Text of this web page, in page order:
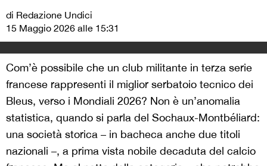
di Redazione Undici
15 Maggio 2026 alle 15:31
Com’è possibile che un club militante in terza serie
francese rappresenti il miglior serbatoio tecnico dei
Bleus, verso i Mondiali 2026? Non è un’anomalia
statistica, quando si parla del Sochaux-Montbéliard:
una società storica – in bacheca anche due titoli
nazionali –, a prima vista nobile decaduta del calcio